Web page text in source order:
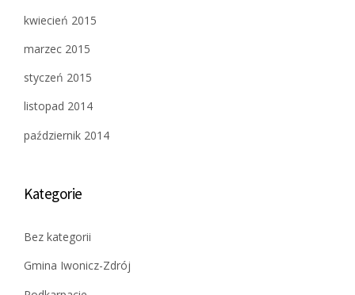
kwiecień 2015
marzec 2015
styczeń 2015
listopad 2014
październik 2014
Kategorie
Bez kategorii
Gmina Iwonicz-Zdrój